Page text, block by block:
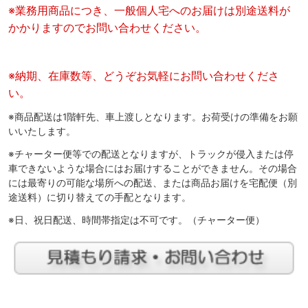
※業務用商品につき、一般個人宅へのお届けは別途送料が
かかりますのでお問い合わせください。
※納期、在庫数等、どうぞお気軽にお問い合わせくださ
い。
※商品配送は1階軒先、車上渡しとなります。お荷受けの準備をお願
いいたします。
※チャーター便等での配送となりますが、トラックが侵入または停
車できないような場合にはお届けすることができません。その場合
には最寄りの可能な場所への配送、または商品お届けを宅配便（別
途送料）に切り替えての手配となります。
※日、祝日配送、時間帯指定は不可です。（チャーター便）